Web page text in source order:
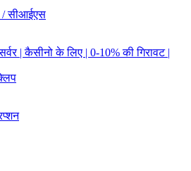
/ सीआईएस
| कैसीनो के लिए | 0-10% की गिरावट |